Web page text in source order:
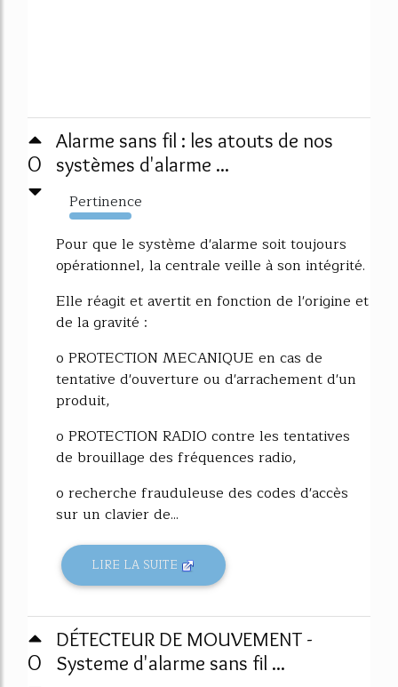
0
Alarme sans fil : les atouts de nos
systèmes d'alarme ...
Pertinence
2254%
Pour que le système d'alarme soit toujours
opérationnel, la centrale veille à son intégrité.
Elle réagit et avertit en fonction de l'origine et
de la gravité :
o PROTECTION MECANIQUE en cas de
tentative d'ouverture ou d'arrachement d'un
produit,
o PROTECTION RADIO contre les tentatives
de brouillage des fréquences radio,
o recherche frauduleuse des codes d'accès
sur un clavier de...
LIRE LA SUITE
0
DÉTECTEUR DE MOUVEMENT -
Systeme d'alarme sans fil ...